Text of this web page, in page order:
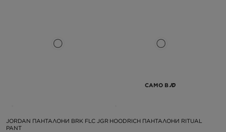
JORDAN ПАНТАЛОНИ BRK FLC JGR
PANT
САМО В
HOODRICH ПАНТАЛОНИ RITUAL